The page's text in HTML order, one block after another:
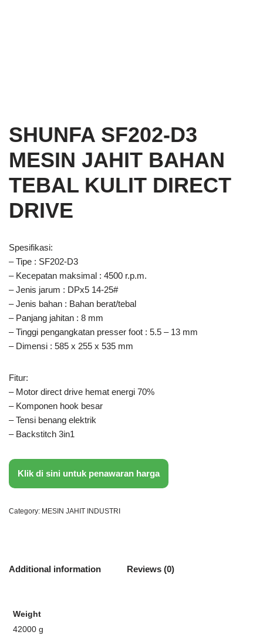
SHUNFA SF202-D3
MESIN JAHIT BAHAN
TEBAL KULIT DIRECT
DRIVE
Spesifikasi:
– Tipe : SF202-D3
– Kecepatan maksimal : 4500 r.p.m.
– Jenis jarum : DPx5 14-25#
– Jenis bahan : Bahan berat/tebal
– Panjang jahitan : 8 mm
– Tinggi pengangkatan presser foot : 5.5 – 13 mm
– Dimensi : 585 x 255 x 535 mm
Fitur:
– Motor direct drive hemat energi 70%
– Komponen hook besar
– Tensi benang elektrik
– Backstitch 3in1
Klik di sini untuk penawaran harga
Category: MESIN JAHIT INDUSTRI
Additional information Reviews (0)
Weight
42000 g